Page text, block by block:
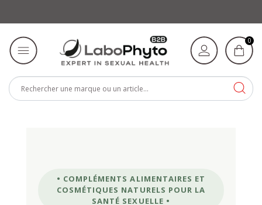
0
• COMPLÉMENTS ALIMENTAIRES ET
COSMÉTIQUES NATURELS POUR LA
SANTÉ SEXUELLE •